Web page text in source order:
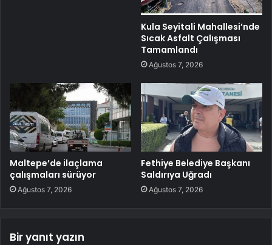
Kula Seyitali Mahallesi’nde
Sıcak Asfalt Çalışması
Tamamlandı
Ağustos 7, 2026
Maltepe’de ilaçlama
çalışmaları sürüyor
Ağustos 7, 2026
Fethiye Belediye Başkanı
Saldırıya Uğradı
Ağustos 7, 2026
Bir yanıt yazın